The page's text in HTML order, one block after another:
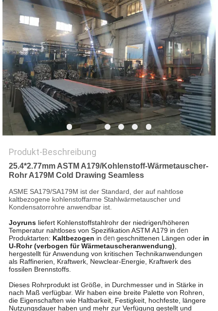
DATENSCHUTZ-
BESTIMMUNGEN
Produkt-Beschreibung
25.4*2.77mm ASTM A179/Kohlenstoff-Wärmetauscher-
Rohr A179M Cold Drawing Seamless
ASME SA179/SA179M ist der Standard, der auf nahtlose
kaltbezogene kohlenstoffarme Stahlwärmetauscher und
Kondensatorrohre anwendbar ist.
Joyrunsliefert Kohlenstoffstahlrohr der niedrigen/höheren
Temperatur nahtloses von Spezifikation ASTM A179 in den
Produktarten: Kaltbezogen in den geschnittenen Längen oder in
U-Rohr (verbogen für Wärmetauscheranwendung),
hergestellt für Anwendung von kritischen Technikanwendungen
als Raffinerien, Kraftwerk, Newclear-Energie, Kraftwerk des
fossilen Brennstoffs.
Dieses Rohrprodukt ist Größe, in Durchmesser und in Stärke in
nach Maß verfügbar. Wir haben eine breite Palette von Rohren,
die Eigenschaften wie Haltbarkeit, Festigkeit, hochfeste, längere
Nutzungsdauer haben und mehr zur Verfügung gestellt und